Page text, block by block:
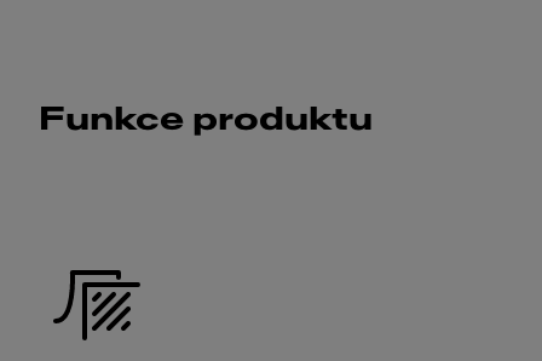
Funkce produktu